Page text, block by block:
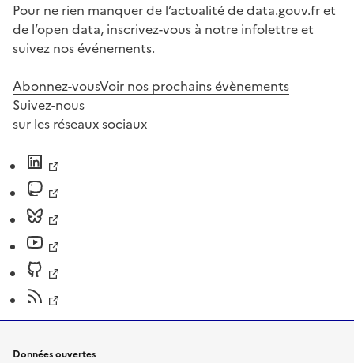
Pour ne rien manquer de l’actualité de data.gouv.fr et
de l’open data, inscrivez-vous à notre infolettre et
suivez nos événements.
Abonnez-vousVoir nos prochains évènements
Suivez-nous
sur les réseaux sociaux
Données ouvertes